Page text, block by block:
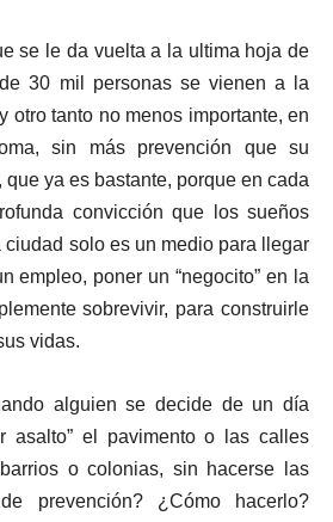
se le da vuelta a la ultima hoja de
30 mil personas se vienen a la
otro tanto no menos importante, en
sin más prevención que su
ya es bastante, porque en cada
convicción que los sueños
solo es un medio para llegar
empleo, poner un “negocito” en la
sobrevivir, para construirle
vidas.
alguien se decide de un día
asalto” el pavimento o las calles
o colonias, sin hacerse las
prevención? ¿Cómo hacerlo?